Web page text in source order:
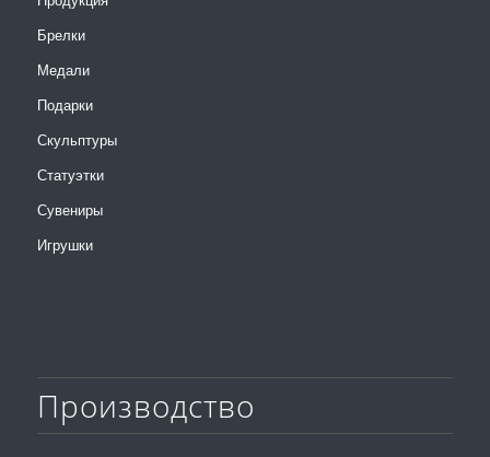
Брелки
Медали
Подарки
Скульптуры
Статуэтки
Сувениры
Игрушки
Производство